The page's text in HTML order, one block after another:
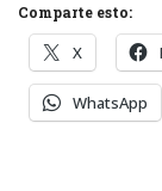
Comparte esto:
X
WhatsApp